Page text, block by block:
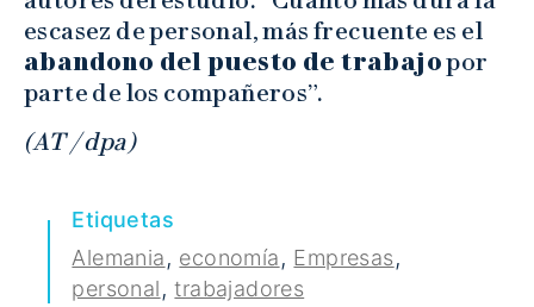
escasez de personal, más frecuente es el
abandono del puesto de trabajopor
parte de los compañeros”.
(AT / dpa)
Etiquetas
Alemania, economía, Empresas,
personal,trabajadores